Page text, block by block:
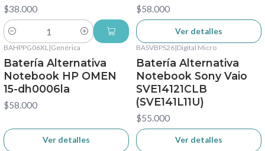
$38.000
Cantidad
$58.000
Ver detalles
BAHPPG06XL|Genérica
Batería Alternativa
Notebook HP OMEN
15-dh0006la
$58.000
Ver detalles
BASVBPS26|Digital Micro
Batería Alternativa
Notebook Sony Vaio
SVE14121CLB
(SVE141L11U)
$55.000
Ver detalles